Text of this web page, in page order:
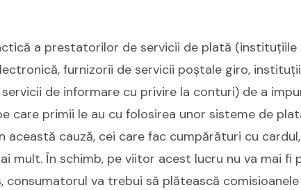
a prestatorilor de servicii de plată
furnizorii de servicii poștale giro,
de informare cu privire la conturi) de a
care primii le au cu folosirea unor sisteme de
această cauză, cei care fac cumpărături cu
mult. În schimb, pe viitor acest lucru nu va mai fi
consumatorul va trebui să plătească